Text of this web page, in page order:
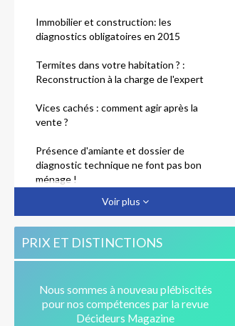
Immobilier et construction: les
diagnostics obligatoires en 2015
Termites dans votre habitation ? :
Reconstruction à la charge de l'expert
Vices cachés : comment agir après la
vente ?
Présence d'amiante et dossier de
diagnostic technique ne font pas bon
ménage !
Acheteurs, pensez au certificat de
Diagnostics immobiliers : arnaques,
protections et responsabilités
Mauvais diagnostic d'assainissement :
quelle responsabilité ?
Voir plus
PRIX ET DISTINCTIONS
Nous sommes à nouveau plébiscités
pour nos compétences par la revue
Décideurs Magazine